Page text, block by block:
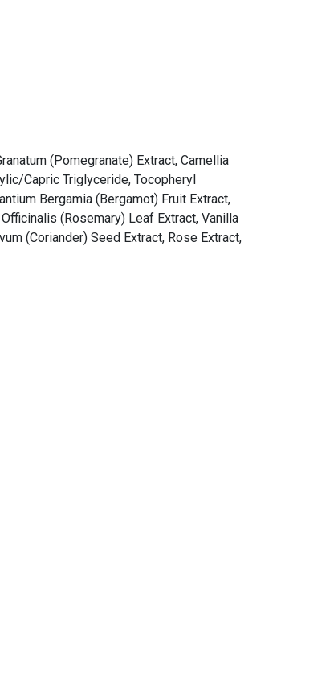
(Pomegranate) Extract, Camellia
Capric Triglyceride, Tocopheryl
Bergamia (Bergamot) Fruit Extract,
(Rosemary) Leaf Extract, Vanilla
(Coriander) Seed Extract, Rose Extract,